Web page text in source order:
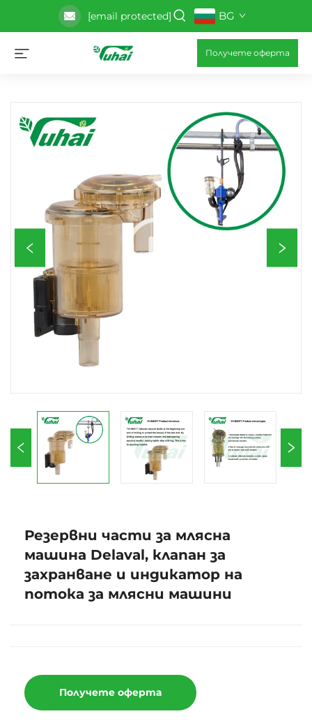
[email protected] BG
Получете оферта
Резервни части за млясна
машина Delaval, клапан за
захранване и индикатор на
потока за млясни машини
Получете оферта